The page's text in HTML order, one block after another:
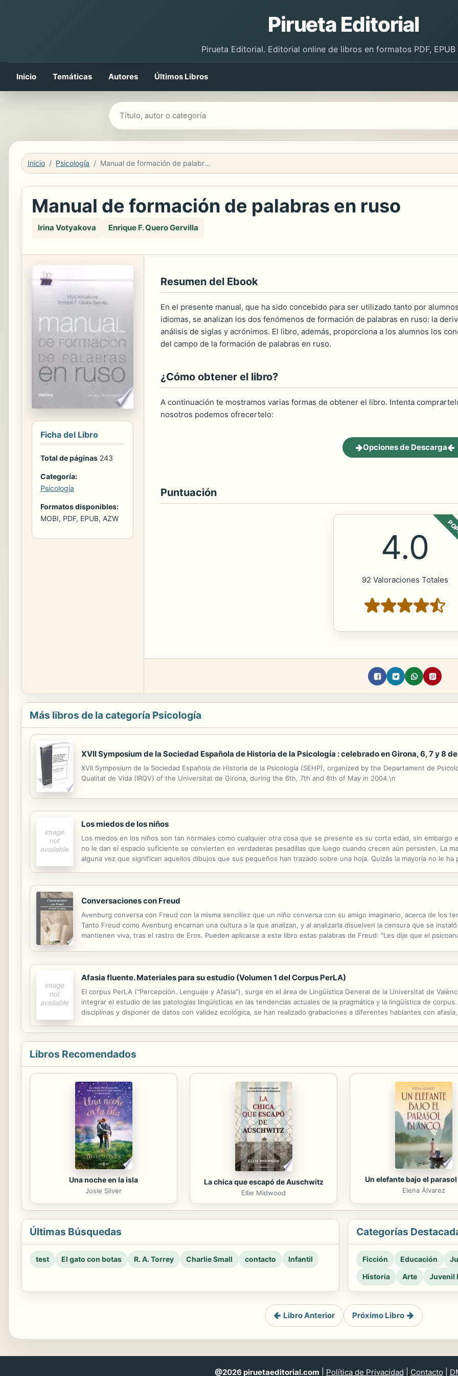
Pirueta Editorial
Pirueta Editorial. Editorial online de libros en formatos PDF, EPUB
Inicio Temáticas Autores Últimos Libros
Buscar libros
Inicio Psicología Manual de formación de palabras en ruso
Manual de formación de palabras en ruso
Irina Votyakova Enrique F. Quero Gervilla
Ficha del Libro
Total de páginas 243
Categoría:
Psicología
Formatos disponibles:
MOBI, PDF, EPUB, AZW
Resumen del Ebook
En el presente manual, que ha sido concebido para ser utilizado tanto por
idiomas, se analizan los dos fenómenos de formación de palabras en ruso: la
análisis de siglas y acrónimos. El libro, además, proporciona a los alumnos los
del campo de la formación de palabras en ruso.
¿Cómo obtener el libro?
A continuación te mostramos varias formas de obtener el libro. Intenta
nosotros podemos ofrecertelo:
Opciones de Descarga
Puntuación
4.0
92 Valoraciones Totales
Más libros de la categoría Psicología
XVII Symposium de la Sociedad Española de Historia de la Psicología : celebrado en Girona, 6, 7 y 8
XVII Symposium de la Sociedad Española de Historia de la Psicología (SEHP), organized by the Departament de
Qualitat de Vida (IRQV) of the Universitat de Girona, during the 6th, 7th and 8th of May in 2004.\n
Los miedos de los niños
Los miedos en los niños son tan normales como cualquier otra cosa que se presente es su corta edad, sin embargo
no le dan el espacio suficiente se convierten en verdaderas pesadillas que luego cuando crecen aún persisten. La
alguna vez que significan aquellos dibujos que sus pequeños han trazado sobre una hoja. Quizás la mayoría no le
Conversaciones con Freud
Avenburg conversa con Freud con la misma sencillez que un niño conversa con su amigo imaginario, acerca de los
Tanto Freud como Avenburg encarnan una cultura a la que analizan, y al analizarla disuelven la censura que se
mantienen viva, tras el rastro de Eros. Pueden aplicarse a este libro estas palabras de Freud: "Les dije que el
Afasia fluente. Materiales para su estudio (Volumen 1 del Corpus PerLA)
El corpus PerLA ("Percepción. Lenguaje y Afasia"), surge en el área de Lingüística General de la Universitat de
integrar el estudio de las patologías lingüísticas en las tendencias actuales de la pragmática y la lingüística de
disciplinas y disponer de datos con validez ecológica, se han realizado grabaciones a diferentes hablantes con
Libros Recomendados
Una noche en la isla
Josie Silver
La chica que escapó de Auschwitz
Ellie Midwood
Un elefante bajo el
Elena Álvarez
Últimas Búsquedas
test El gato con botas R. A. Torrey Charlie Small contacto Infantil
Categorías
Ficción Educación
Historia
Arte Juvenil
Libro Anterior Próximo Libro
@2026 piruetaeditorial.com Política de Privacidad Contacto